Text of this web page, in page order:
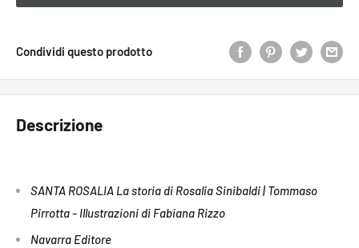
Condividi questo prodotto
Descrizione
SANTA ROSALIA La storia di Rosalia Sinibaldi | Tommaso
Pirrotta - Illustrazioni di Fabiana Rizzo
Navarra Editore